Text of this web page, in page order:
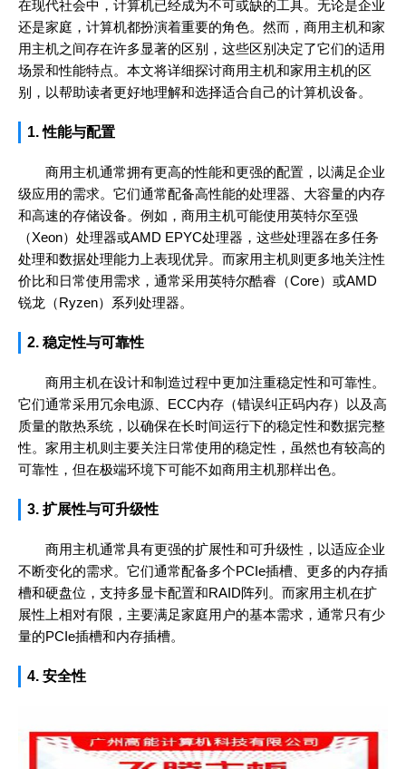
在现代社会中，计算机已经成为不可或缺的工具。无论是企业
还是家庭，计算机都扮演着重要的角色。然而，商用主机和家
用主机之间存在许多显著的区别，这些区别决定了它们的适用
场景和性能特点。本文将详细探讨商用主机和家用主机的区
别，以帮助读者更好地理解和选择适合自己的计算机设备。
1. 性能与配置
商用主机通常拥有更高的性能和更强的配置，以满足企业
级应用的需求。它们通常配备高性能的处理器、大容量的内存
和高速的存储设备。例如，商用主机可能使用英特尔至强
（Xeon）处理器或AMD EPYC处理器，这些处理器在多任务
处理和数据处理能力上表现优异。而家用主机则更多地关注性
价比和日常使用需求，通常采用英特尔酷睿（Core）或AMD
锐龙（Ryzen）系列处理器。
2. 稳定性与可靠性
商用主机在设计和制造过程中更加注重稳定性和可靠性。
它们通常采用冗余电源、ECC内存（错误纠正码内存）以及高
质量的散热系统，以确保在长时间运行下的稳定性和数据完整
性。家用主机则主要关注日常使用的稳定性，虽然也有较高的
可靠性，但在极端环境下可能不如商用主机那样出色。
3. 扩展性与可升级性
商用主机通常具有更强的扩展性和可升级性，以适应企业
不断变化的需求。它们通常配备多个PCIe插槽、更多的内存插
槽和硬盘位，支持多显卡配置和RAID阵列。而家用主机在扩
展性上相对有限，主要满足家庭用户的基本需求，通常只有少
量的PCIe插槽和内存插槽。
4. 安全性